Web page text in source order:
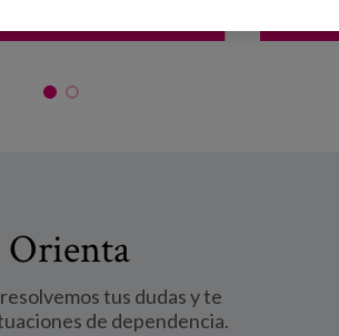
tus dudas y te
de dependencia.